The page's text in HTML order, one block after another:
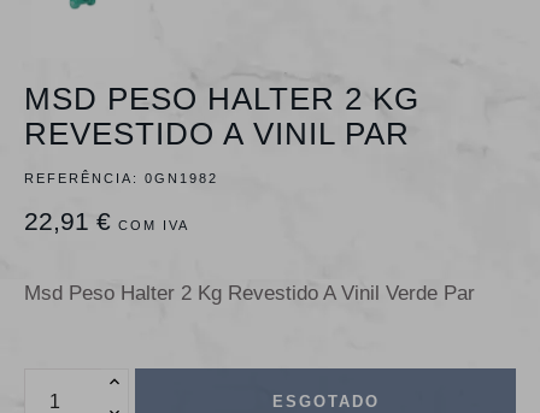
MSD PESO HALTER 2 KG
REVESTIDO A VINIL PAR
REFERÊNCIA: 0GN1982
22,91 € COM IVA
Msd Peso Halter 2 Kg Revestido A Vinil Verde Par
ESGOTADO